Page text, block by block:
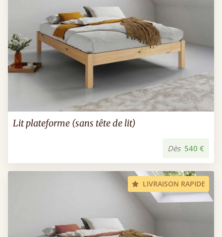
Lit plateforme (sans tête de lit)
Dès 540 €
LIVRAISON RAPIDE